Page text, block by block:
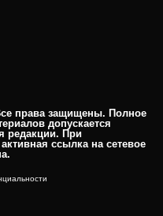
права защищены. Полное
допускается
редакции. При
ссылка на сетевое